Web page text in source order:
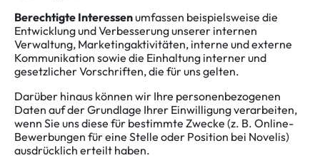
Berechtigte Interessenumfassen beispielsweise die
Entwicklung und Verbesserung unserer internen
Verwaltung, Marketingaktivitäten, interne und externe
Kommunikation sowie die Einhaltung interner und
gesetzlicher Vorschriften, die für uns gelten.
Darüber hinaus können wir Ihre personenbezogenen
Daten auf der Grundlage Ihrer Einwilligung verarbeiten,
wenn Sie uns diese für bestimmte Zwecke (z. B. Online-
Bewerbungen für eine Stelle oder Position bei Novelis)
ausdrücklich erteilt haben.